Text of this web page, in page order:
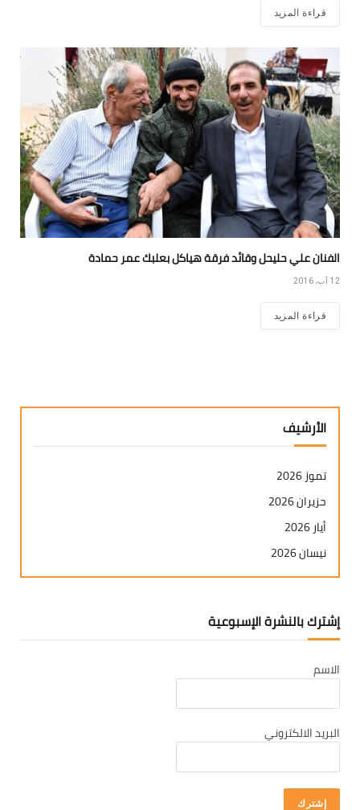
قراءة المزيد
الفنان علي حليحل وقائد فرقة هياكل بعلبك عمر حمادة
12 آب، 2016
قراءة المزيد
الأرشيف
تموز 2026
حزيران 2026
أيار 2026
نيسان 2026
آذار 2026
كانون ثاني 2026
تشرين ثاني 2025
تشرين أول 2025
أيلول 2025
تموز 2025
إشترك بالنشرة الإسبوعية
الاسم
البريد الالكتروني